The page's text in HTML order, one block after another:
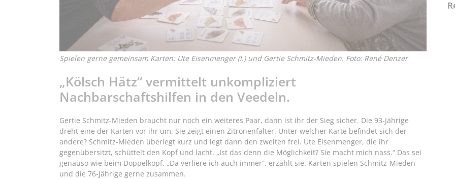
Spielen gerne gemeinsam Karten: Ute Eisenmenger (l.) und Gertie Schmitz-Mieden. Foto: René Denzer
„Kölsch Hätz“ vermittelt unkompliziert
Nachbarschaftshilfen in den Veedeln.
Gertie Schmitz-Mieden braucht nur noch ein weiteres Paar, dann ist ihr der Sieg sicher. Die 93-Jährige
dreht eine der Karten vor ihr um. Sie zeigt einen Zitronenfalter. Unter welcher Karte befindet sich der
andere? Schmitz-Mieden überlegt kurz und legt dann den zweiten frei. Ute Eisenmenger, die ihr
gegenübersitzt, schüttelt den Kopf und lacht. „Ist das denn die Möglichkeit? Sie macht mich nass.“ Das sei
genauso wie beim Doppelkopf. „Da verliere ich auch immer“, erzählt sie. Karten spielen Schmitz-Mieden
und die 76-Jährige gerne zusammen.